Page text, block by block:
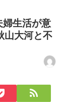
婦生活が意
山大河と不